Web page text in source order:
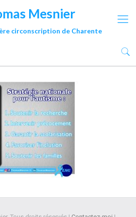
Mesnier
circonscription de Charente